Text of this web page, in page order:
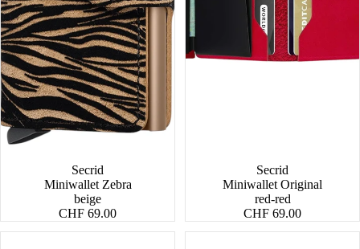
Secrid
Miniwallet Zebra
beige
CHF 69.00
Secrid
Miniwallet Original
red-red
CHF 69.00